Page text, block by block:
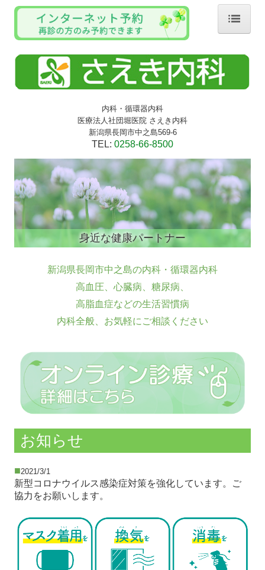
院長・スタッフ紹介
オンライン診療
内科・循環器内科
医療法人社団堀医院 さえき内科
新潟県長岡市中之島569-6
TEL: 0258-66-8500
身近な健康パートナー
新潟県長岡市中之島の内科・循環器内科
高血圧、心臓病、糖尿病、
高脂血症などの生活習慣病
内科全般、お気軽にご相談ください
お知らせ
■2021/3/1
新型コロナウイルス感染症対策を強化しています。ご
協力をお願いします。